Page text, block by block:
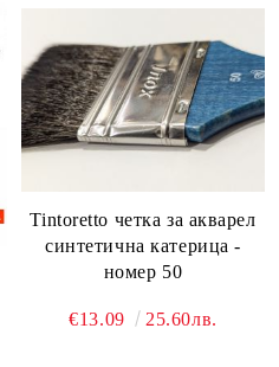
Tintoretto четка за акварел
синтетична катерица -
номер 50
€13.09 25.60лв.